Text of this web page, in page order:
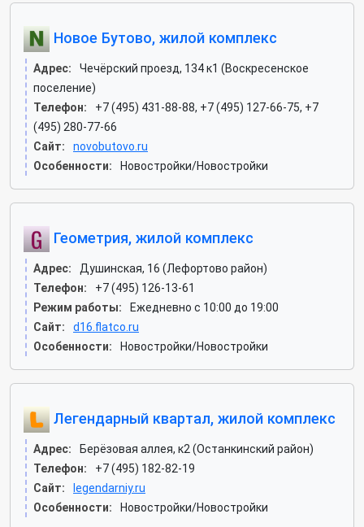
Новое Бутово, жилой комплекс
Адрес:
Чечёрский проезд, 134 к1 (Воскресенское
поселение)
Телефон:
+7 (495) 431-88-88, +7 (495) 127-66-75, +7
(495) 280-77-66
Сайт:
novobutovo.ru
Особенности:
Новостройки/Новостройки
Геометрия, жилой комплекс
Адрес:
Душинская, 16 (Лефортово район)
Телефон:
+7 (495) 126-13-61
Режим работы:
Ежедневно с 10:00 до 19:00
Сайт:
d16.flatco.ru
Особенности:
Новостройки/Новостройки
Легендарный квартал, жилой комплекс
Адрес:
Берёзовая аллея, к2 (Останкинский район)
Телефон:
+7 (495) 182-82-19
Сайт:
legendarniy.ru
Особенности:
Новостройки/Новостройки